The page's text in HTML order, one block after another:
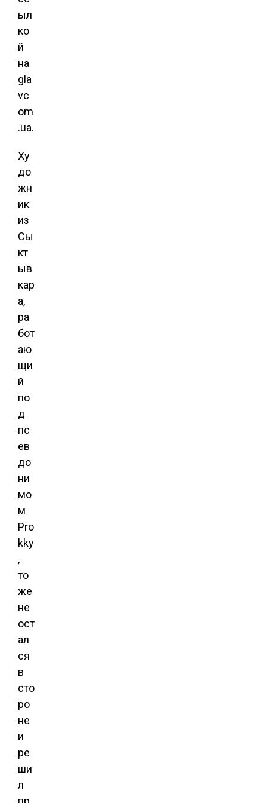
ыл
ко
й
на
gla
vc
om
.ua.
Ху
до
жн
ик
из
Сы
кт
ыв
кар
а,
ра
бот
аю
щи
й
по
д
пс
ев
до
ни
мо
м
Pro
kky
,
то
же
не
ост
ал
ся
в
сто
ро
не
и
ре
ши
л